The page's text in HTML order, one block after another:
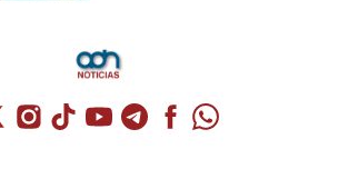
Cuenta de X / Twitter (se abre en una
Cuenta de Instagram (se abre en una
Cuenta de TikTok (se abre en
Cuenta de YouTube (se abre
Cuenta de Telegram (se
Cuenta de
Cuenta de